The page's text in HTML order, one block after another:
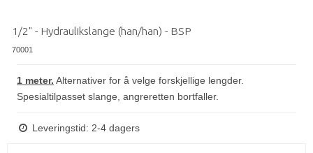
1/2" - Hydraulikslange (han/han) - BSP
70001
1 meter. Alternativer for å velge forskjellige lengder.
Spesialtilpasset slange, angreretten bortfaller.
Leveringstid: 2-4 dagers